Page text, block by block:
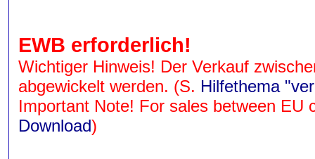
EWB erforderlich!
Wichtiger Hinweis! Der Verkauf
abgewickelt werden. (S. Hilfethema
Important Note! For sales between EU
Download)